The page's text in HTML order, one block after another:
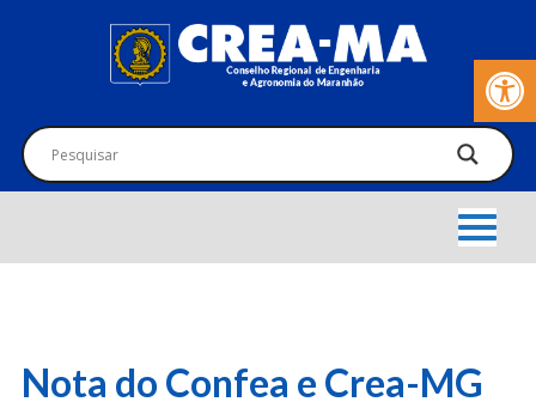
Barra de
Nota do Confea e Crea-MG